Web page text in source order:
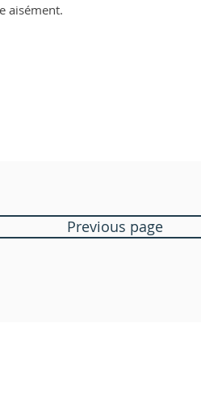
aisément.
Previous page